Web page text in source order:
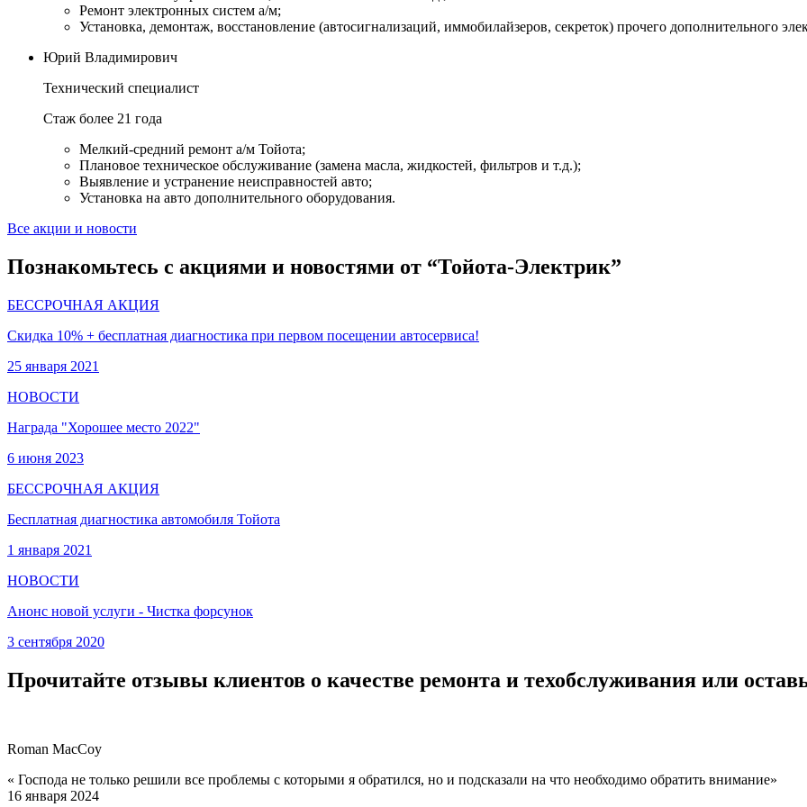
Ремонт электронных систем а/м;
Установка, демонтаж, восстановление (автосигнализаций, иммобилайзеров, секреток) прочего дополнительного
Юрий Владимирович
Технический специалист
Стаж более 21 года
Мелкий-средний ремонт а/м Тойота;
Плановое техническое обслуживание (замена масла, жидкостей, фильтров и т.д.);
Выявление и устранение неисправностей авто;
Установка на авто дополнительного оборудования.
Все акции и новости
Познакомьтесь с акциями и новостями от “Тойота-Электрик”
БЕССРОЧНАЯ АКЦИЯ
Скидка 10% + бесплатная диагностика при первом посещении автосервиса!
25 января 2021
НОВОСТИ
Награда "Хорошее место 2022"
6 июня 2023
БЕССРОЧНАЯ АКЦИЯ
Бесплатная диагностика автомобиля Тойота
1 января 2021
НОВОСТИ
Анонс новой услуги - Чистка форсунок
3 сентября 2020
Прочитайте отзывы клиентов о качестве ремонта и техобслуживания или
Roman MacCoy
« Господа не только решили все проблемы с которыми я обратился, но и подсказали на что необходимо обратить внимание»
16 января 2024